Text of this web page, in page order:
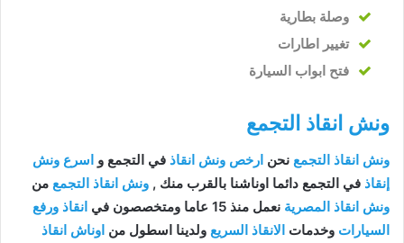
وصلة بطارية
تغيير اطارات
فتح ابواب السيارة
ونش انقاذ التجمع
ونش انقاذ التجمع نحن ارخص ونش انقاذ في التجمع و اسرع ونش
إنقاذ في التجمع دائما اوناشنا بالقرب منك , ونش انقاذ التجمع من
ونش انقاذ المصرية نعمل منذ 15 عاما ومتخصصون في
انقاذ ورفع
السيارات وخدمات الانقاذ السريع ولدينا اسطول من اوناش انقاذ